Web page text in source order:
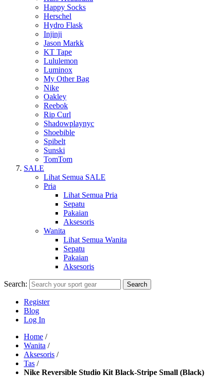
Happy Socks
Herschel
Hydro Flask
Injinji
Jason Markk
KT Tape
Lululemon
Luminox
My Other Bag
Nike
Oakley
Reebok
Rip Curl
Shadowplaynyc
Shoebible
Spibelt
Sunski
TomTom
SALE
Lihat Semua SALE
Pria
Lihat Semua Pria
Sepatu
Pakaian
Aksesoris
Wanita
Lihat Semua Wanita
Sepatu
Pakaian
Aksesoris
Search: Search
Register
Blog
Log In
Home /
Wanita /
Aksesoris /
Tas /
Nike Reversible Studio Kit Black-Stripe Small (Black)